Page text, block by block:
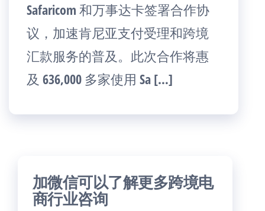
Safaricom 和万事达卡签署合作协
议，加速肯尼亚支付受理和跨境
汇款服务的普及。此次合作将惠
及 636,000 多家使用 Sa […]
加微信可以了解更多跨境电
商行业咨询